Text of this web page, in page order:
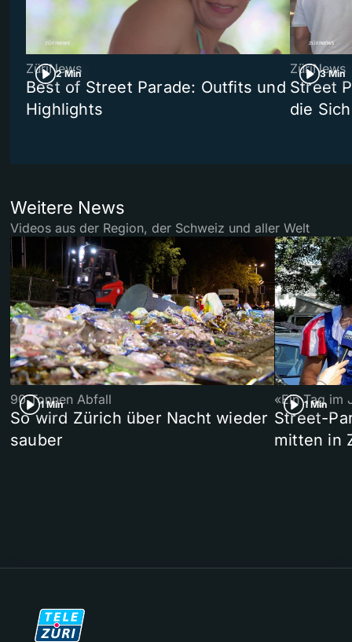
2 Min
ZüriNews
Best of Street Parade: Outfits und
Highlights
3 Min
ZüriNews
Street
die
Weitere News
Videos aus der Region, der Schweiz und aller Welt
1 Min
90 Tonnen Abfall
So wird Zürich über Nacht wieder
sauber
1 Min
«Ein Tag im
Street-
mitten in